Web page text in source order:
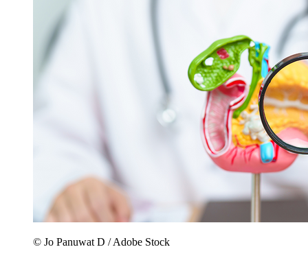
© Jo Panuwat D / Adobe Stock